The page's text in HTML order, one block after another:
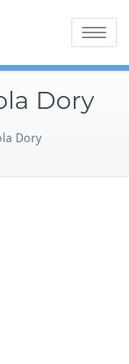
Toggle
Dory
Dory